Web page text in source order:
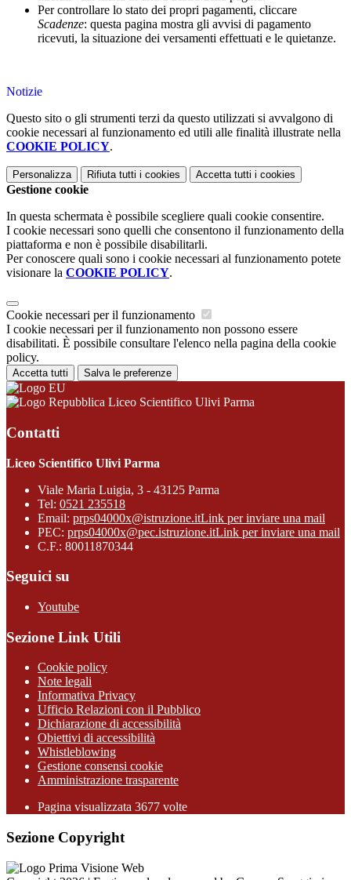
Per controllare lo stato dei propri pagamenti, cliccare
Scadenze: questa pagina mostra gli avvisi di pagamento
ricevuti, la situazione dei versamenti effettuati e le quietanze.
Notizie
Questo sito o gli strumenti terzi da questo utilizzati si avvalgono di
cookie necessari al funzionamento ed utili alle finalità illustrate nella
COOKIE POLICY.
Personalizza Rifiuta tutti i cookies Accetta tutti i cookies
Gestione cookie
In questa schermata è possibile scegliere quali cookie consentire.
I cookie necessari sono quelli che consentono il funzionamento della
piattaforma e non è possibile disabilitarli.
Per conoscere quali sono i cookie necessari al funzionamento potete
visionare la COOKIE POLICY.
Cookie necessari per il funzionamento
I cookie necessari per il funzionamento non possono essere
disabilitati. È possibile consultare l'elenco nella pagina della cookie
policy.
Accetta tutti Salva le preferenze
Liceo Scientifico Ulivi Parma
Contatti
Liceo Scientifico Ulivi Parma
Viale Maria Luigia, 3 - 43125 Parma
Tel: 0521 235518
Email: prps04000x@istruzione.itLink per inviare una mail
PEC: prps04000x@pec.istruzione.itLink per inviare una mail
C.F.: 80011870344
Seguici su
Youtube
Sezione Link Utili
Cookie policy
Note legali
Informativa Privacy
Ufficio Relazioni con il Pubblico
Dichiarazione di accessibilità
Obiettivi di accessibilità
Whistleblowing
Gestione consensi cookie
Amministrazione trasparente
Pagina visualizzata 3677 volte
Sezione Copyright